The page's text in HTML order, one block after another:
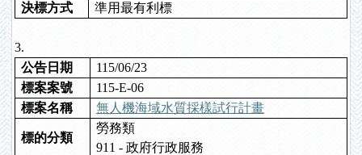
決標方式
準用最有利標
3.
公告日期
115/06/23
標案案號
115-E-06
標案名稱
無人機海域水質採樣試行計畫
標的分類
勞務類
911 - 政府行政服務